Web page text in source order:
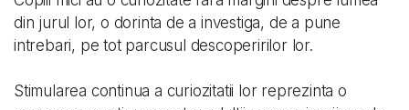
din jurul lor, o dorinta de a investiga, de a pune
intrebari, pe tot parcusul descoperirilor lor.
Stimularea continua a curiozitatii lor reprezinta o